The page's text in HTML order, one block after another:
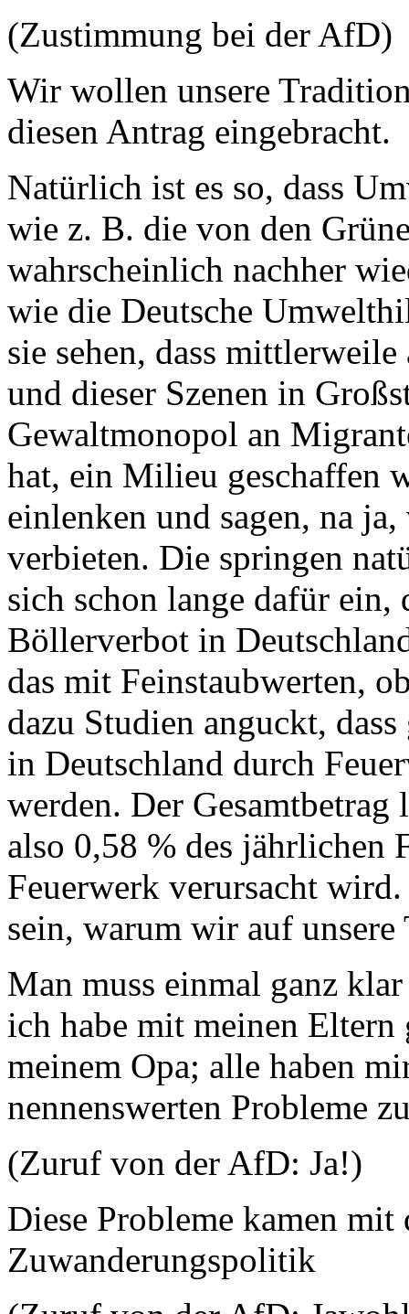
(Zustimmung bei der AfD)
Wir wollen unsere
diesen Antrag eingebracht.
Natürlich ist es so, dass
wie z. B. die von den
wahrscheinlich nachher
wie die Deutsche
sie sehen, dass
und dieser Szenen in
Gewaltmonopol an
hat, ein Milieu geschaffen
einlenken und sagen, na
verbieten. Die springen
sich schon lange dafür ein,
Böllerverbot in
das mit Feinstaubwerten,
dazu Studien anguckt,
in Deutschland durch
werden. Der
also 0,58 % des jährlichen
Feuerwerk verursacht
sein, warum wir auf
Man muss einmal ganz
ich habe mit meinen
meinem Opa; alle haben
nennenswerten Probleme
(Zuruf von der AfD: Ja!)
Diese Probleme kamen mit
Zuwanderungspolitik